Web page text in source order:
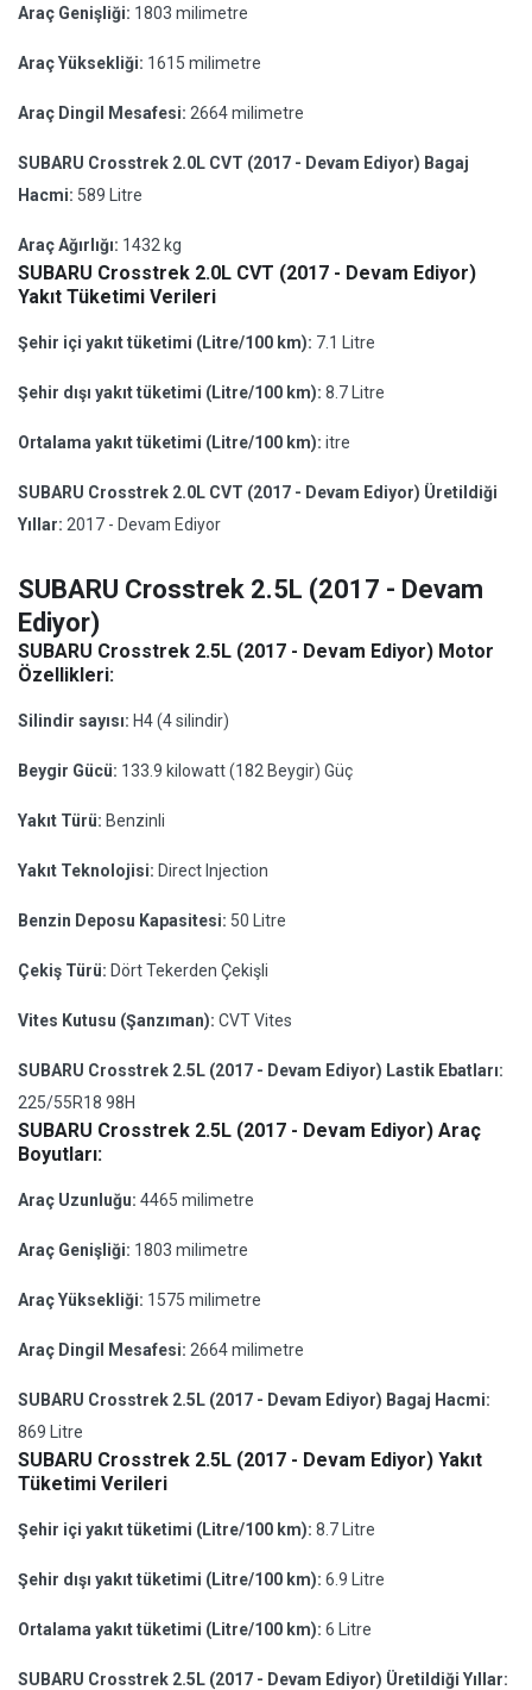
Araç Genişliği: 1803 milimetre
Araç Yüksekliği: 1615 milimetre
Araç Dingil Mesafesi: 2664 milimetre
SUBARU Crosstrek 2.0L CVT (2017 - Devam Ediyor) Bagaj
Hacmi: 589 Litre
Araç Ağırlığı: 1432 kg
SUBARU Crosstrek 2.0L CVT (2017 - Devam Ediyor)
Yakıt Tüketimi Verileri
Şehir içi yakıt tüketimi (Litre/100 km): 7.1 Litre
Şehir dışı yakıt tüketimi (Litre/100 km): 8.7 Litre
Ortalama yakıt tüketimi (Litre/100 km): itre
SUBARU Crosstrek 2.0L CVT (2017 - Devam Ediyor) Üretildiği
Yıllar: 2017 - Devam Ediyor
SUBARU Crosstrek 2.5L (2017 - Devam
Ediyor)
SUBARU Crosstrek 2.5L (2017 - Devam Ediyor) Motor
Özellikleri:
Silindir sayısı: H4 (4 silindir)
Beygir Gücü: 133.9 kilowatt (182 Beygir) Güç
Yakıt Türü: Benzinli
Yakıt Teknolojisi: Direct Injection
Benzin Deposu Kapasitesi: 50 Litre
Çekiş Türü: Dört Tekerden Çekişli
Vites Kutusu (Şanzıman): CVT Vites
SUBARU Crosstrek 2.5L (2017 - Devam Ediyor) Lastik Ebatları:
225/55R18 98H
SUBARU Crosstrek 2.5L (2017 - Devam Ediyor) Araç
Boyutları:
Araç Uzunluğu: 4465 milimetre
Araç Genişliği: 1803 milimetre
Araç Yüksekliği: 1575 milimetre
Araç Dingil Mesafesi: 2664 milimetre
SUBARU Crosstrek 2.5L (2017 - Devam Ediyor) Bagaj Hacmi:
869 Litre
SUBARU Crosstrek 2.5L (2017 - Devam Ediyor) Yakıt
Tüketimi Verileri
Şehir içi yakıt tüketimi (Litre/100 km): 8.7 Litre
Şehir dışı yakıt tüketimi (Litre/100 km): 6.9 Litre
Ortalama yakıt tüketimi (Litre/100 km): 6 Litre
SUBARU Crosstrek 2.5L (2017 - Devam Ediyor) Üretildiği Yıllar: